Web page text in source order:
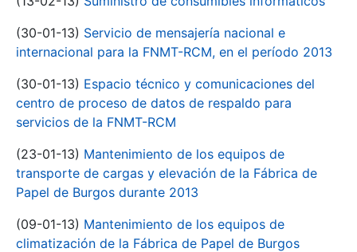
(30-01-13) Servicio de mensajería nacional e
internacional para la FNMT-RCM, en el período 2013
(30-01-13) Espacio técnico y comunicaciones del
centro de proceso de datos de respaldo para
servicios de la FNMT-RCM
(23-01-13) Mantenimiento de los equipos de
transporte de cargas y elevación de la Fábrica de
Papel de Burgos durante 2013
(09-01-13) Mantenimiento de los equipos de
climatización de la Fábrica de Papel de Burgos